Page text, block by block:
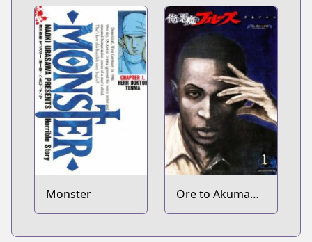
Monster
Ore to Akuma
no Blues